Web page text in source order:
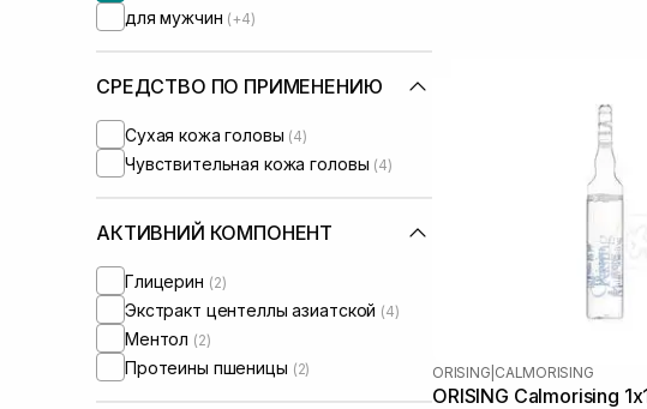
для мужчин (+4)
СРЕДСТВО ПО ПРИМЕНЕНИЮ
Сухая кожа головы (4)
Чувствительная кожа головы (4)
АКТИВНИЙ КОМПОНЕНТ
Глицерин (2)
Экстракт центеллы азиатской (4)
Ментол (2)
Протеины пшеницы (2) ORISING CALMORISING
ORISING Calmorising